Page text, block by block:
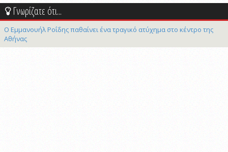
Γνωρίζατε ότι...
Ο Εμμανουήλ Ροΐδης παθαίνει ένα τραγικό ατύχημα στο κέντρο της
Αθήνας